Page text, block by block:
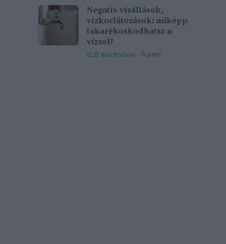
Negatív vízállások,
vízkorlátozások: miképp
takarékoskodhatsz a
vízzel?
ÉLŐ BOLYGÓNK 5 perc